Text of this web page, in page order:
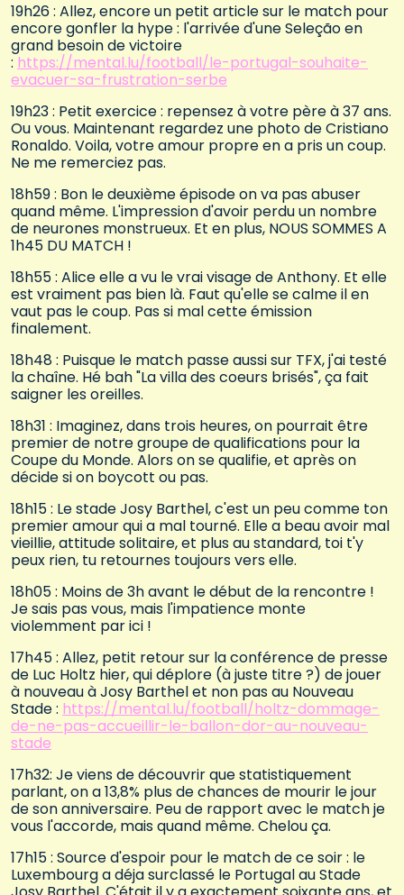
19h26 : Allez, encore un petit article sur le match pour
encore gonfler la hype : l'arrivée d'une Seleção en
grand besoin de victoire
: https://mental.lu/football/le-portugal-souhaite-
evacuer-sa-frustration-serbe
19h23 : Petit exercice : repensez à votre père à 37 ans.
Ou vous. Maintenant regardez une photo de Cristiano
Ronaldo. Voila, votre amour propre en a pris un coup.
Ne me remerciez pas.
18h59 : Bon le deuxième épisode on va pas abuser
quand même. L'impression d'avoir perdu un nombre
de neurones monstrueux. Et en plus, NOUS SOMMES A
1h45 DU MATCH !
18h55 : Alice elle a vu le vrai visage de Anthony. Et elle
est vraiment pas bien là. Faut qu'elle se calme il en
vaut pas le coup. Pas si mal cette émission
finalement.
18h48 : Puisque le match passe aussi sur TFX, j'ai testé
la chaîne. Hé bah "La villa des coeurs brisés", ça fait
saigner les oreilles.
18h31 : Imaginez, dans trois heures, on pourrait être
premier de notre groupe de qualifications pour la
Coupe du Monde. Alors on se qualifie, et après on
décide si on boycott ou pas.
18h15 : Le stade Josy Barthel, c'est un peu comme ton
premier amour qui a mal tourné. Elle a beau avoir mal
vieillie, attitude solitaire, et plus au standard, toi t'y
peux rien, tu retournes toujours vers elle.
18h05 : Moins de 3h avant le début de la rencontre !
Je sais pas vous, mais l'impatience monte
violemment par ici !
17h45 : Allez, petit retour sur la conférence de presse
de Luc Holtz hier, qui déplore (à juste titre ?) de jouer
à nouveau à Josy Barthel et non pas au Nouveau
Stade : https://mental.lu/football/holtz-dommage-
de-ne-pas-accueillir-le-ballon-dor-au-nouveau-
stade
17h32: Je viens de découvrir que statistiquement
parlant, on a 13,8% plus de chances de mourir le jour
de son anniversaire. Peu de rapport avec le match je
vous l'accorde, mais quand même. Chelou ça.
17h15 : Source d'espoir pour le match de ce soir : le
Luxembourg a déja surclassé le Portugal au Stade